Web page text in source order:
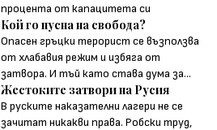
процента от капацитета си
Кой го пусна на свобода?
Опасен гръцки терорист се възползва
от хлабавия режим и избяга от
затвора. И тъй като става дума за...
Жестоките затвори на Русия
В руските наказателни лагери не се
зачитат никакви права. Робски труд,